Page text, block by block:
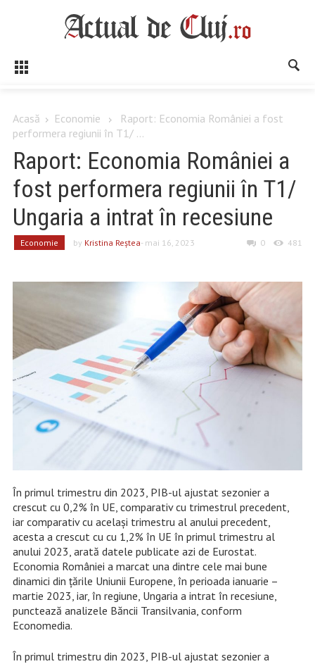
Acasă Economie
Raport: Economia României a fost
performera regiunii în T1/ ...
Raport: Economia României a
fost performera regiunii în T1/
Ungaria a intrat în recesiune
Economie by Kristina Reştea- mai 16, 2023 0 481
În primul trimestru din 2023, PIB-ul ajustat sezonier a
crescut cu 0,2% în UE, comparativ cu trimestrul precedent,
iar comparativ cu același trimestru al anului precedent,
acesta a crescut cu cu 1,2% în UE în primul trimestru al
anului 2023, arată datele publicate azi de Eurostat.
Economia României a marcat una dintre cele mai bune
dinamici din țările Uniunii Europene, în perioada ianuarie –
martie 2023, iar, în regiune, Ungaria a intrat în recesiune,
punctează analizele Băncii Transilvania, conform
Economedia.
În primul trimestru din 2023, PIB-ul ajustat sezonier a